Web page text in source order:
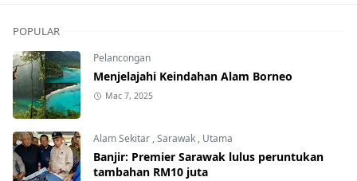
POPULAR
Pelancongan
Menjelajahi Keindahan Alam Borneo
Mac 7, 2025
Alam Sekitar ,Sarawak , Utama
Banjir: Premier Sarawak lulus peruntukan
tambahan RM10 juta